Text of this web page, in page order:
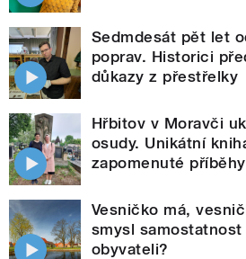
Sedmdesát pět let
poprav. Historici
důkazy z přestřelky
Hřbitov v Moravči
osudy. Unikátní
zapomenuté příběhy
Vesničko má,
smysl
obyvateli?